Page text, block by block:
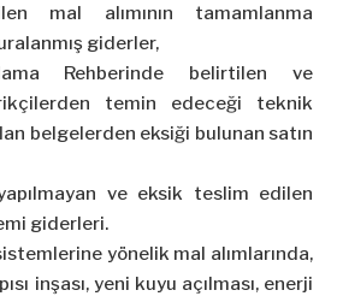
mal alımının tamamlanma
giderler,
Rehberinde belirtilen ve
temin edeceği teknik
belgelerden eksiği bulunan satın
ve eksik teslim edilen
giderleri.
yönelik mal alımlarında,
inşası, yeni kuyu açılması, enerji